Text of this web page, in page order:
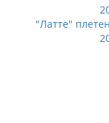
"Латте"